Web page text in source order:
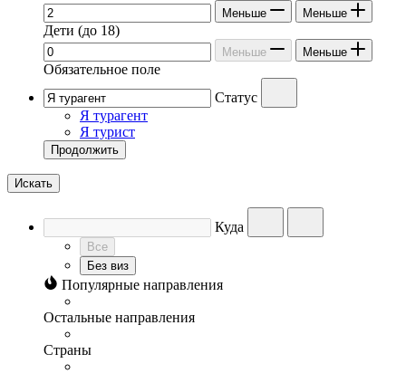
Меньше Меньше
Дети (до 18)
Меньше Меньше
Обязательное поле
Статус
Я турагент
Я турист
Продолжить
Искать
Куда
Все
Без виз
Популярные направления
Остальные направления
Страны